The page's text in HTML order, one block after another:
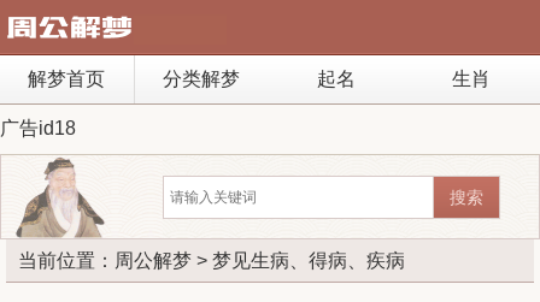
解梦首页 分类解梦 起名 生肖
广告id18
当前位置： 周公解梦 > 梦见生病、得病、疾病